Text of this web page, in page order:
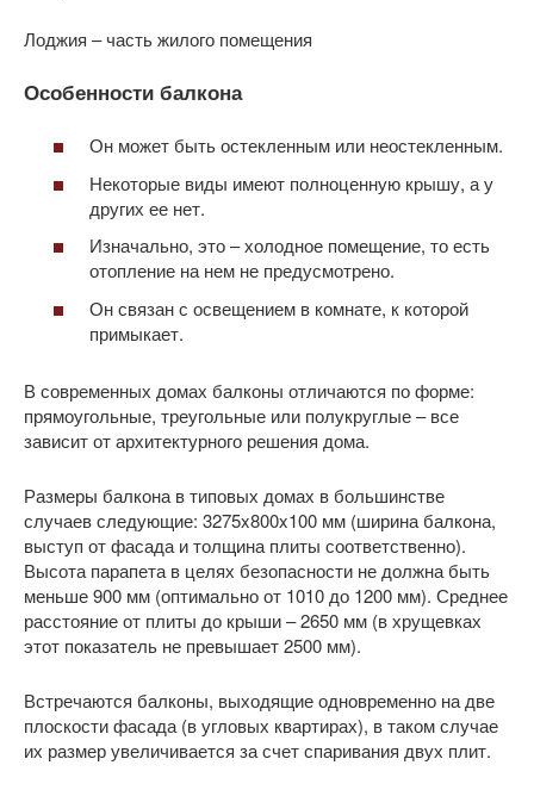
Лоджия – часть жилого помещения
Особенности балкона
Он может быть остекленным или неостекленным.
Некоторые виды имеют полноценную крышу, а у
других ее нет.
Изначально, это – холодное помещение, то есть
отопление на нем не предусмотрено.
Он связан с освещением в комнате, к которой
примыкает.
В современных домах балконы отличаются по форме:
прямоугольные, треугольные или полукруглые – все
зависит от архитектурного решения дома.
Размеры балкона в типовых домах в большинстве
случаев следующие: 3275x800x100 мм (ширина балкона,
выступ от фасада и толщина плиты соответственно).
Высота парапета в целях безопасности не должна быть
меньше 900 мм (оптимально от 1010 до 1200 мм). Среднее
расстояние от плиты до крыши – 2650 мм (в хрущевках
этот показатель не превышает 2500 мм).
Встречаются балконы, выходящие одновременно на две
плоскости фасада (в угловых квартирах), в таком случае
их размер увеличивается за счет спаривания двух плит.